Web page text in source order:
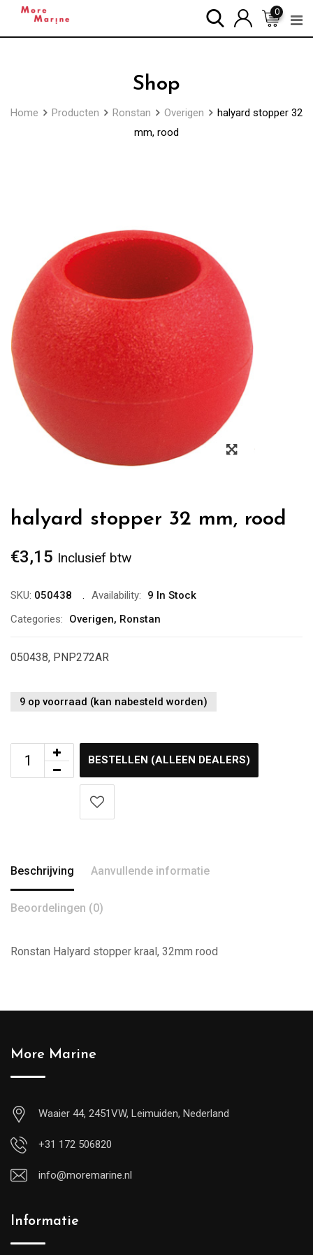
0
Shop
Home Producten Ronstan Overigen
halyard stopper 32
mm, rood
Zoom
halyard stopper 32 mm, rood
€3,15 Inclusief btw
SKU: 050438 Availability:
9 In Stock
Categories:
Overigen, Ronstan
050438, PNP272AR
9 op voorraad (kan nabesteld worden)
BESTELLEN (ALLEEN DEALERS)
Beschrijving Aanvullende informatie
Beoordelingen (0)
Ronstan Halyard stopper kraal, 32mm rood
More Marine
Waaier 44, 2451VW, Leimuiden, Nederland
+31 172 506820
info@moremarine.nl
Informatie